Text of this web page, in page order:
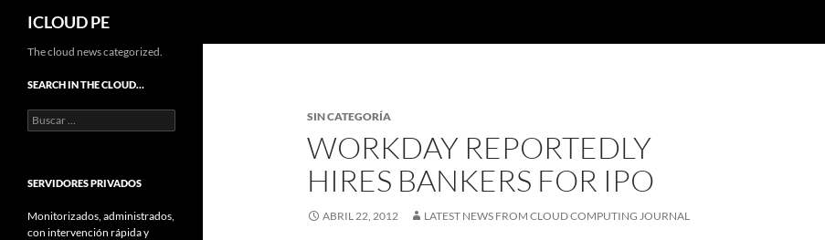
Saltar
contenido
ICLOUD PE
SIN CATEGORÍA
WORKDAY REPORTEDLY
HIRES BANKERS FOR IPO
ABRIL 22, 2012 LATEST NEWS FROM CLOUD COMPUTING JOURNAL
The cloud news categorized.
SEARCH IN THE CLOUD…
Buscar:
SERVIDORES PRIVADOS
Monitorizados, administrados,
con intervención rápida y